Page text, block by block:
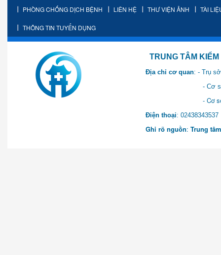
PHÒNG CHỐNG DỊCH BỆNH LIÊN HỆ THƯ VIỆN ẢNH TÀI
THÔNG TIN TUYỂN DỤNG
TRUNG TÂM KIỂM SOÁT
Địa chỉ cơ quan: - Trụ
- Cơ sở 2: Khu Hành
- Cơ sở 3: Số 1 Ngõ 2
Điện thoại:
Ghi rõ nguồn: Trung